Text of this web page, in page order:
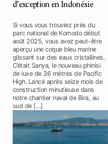
d’exception en Indonésie
Si vous vous trouviez près du
parc national de Komodo début
août 2025, vous avez peut-être
aperçu une coque bleu marine
glissant sur des eaux cristallines.
C’était Sanya, le nouveau phinisi
de luxe de 36 mètres de Pacific
High. Lancé après seize mois de
construction minutieuse dans
notre chantier naval de Bira, au
sud de […]